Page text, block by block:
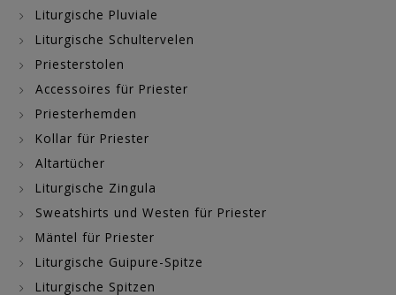
Liturgische Pluviale
Liturgische Schultervelen
Priesterstolen
Accessoires für Priester
Priesterhemden
Kollar für Priester
Altartücher
Liturgische Zingula
Sweatshirts und Westen für Priester
Mäntel für Priester
Liturgische Guipure-Spitze
Liturgische Spitzen